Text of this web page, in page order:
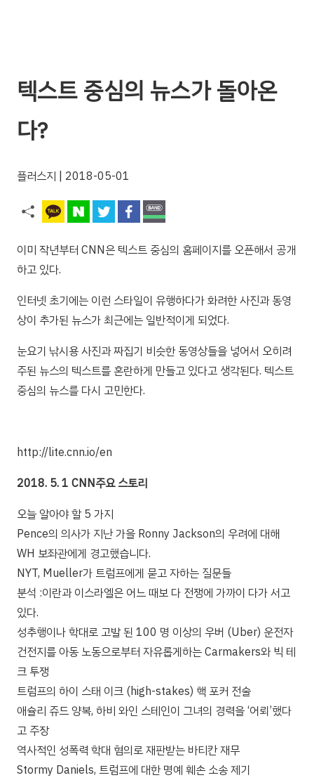
텍스트 중심의 뉴스가 돌아온
다?
플러스지 | 2018-05-01
이미 작년부터 CNN은 텍스트 중심의 홈페이지를 오픈해서 공개
하고 있다.
인터넷 초기에는 이런 스타일이 유행하다가 화려한 사진과 동영
상이 추가된 뉴스가 최근에는 일반적이게 되었다.
눈요기 낚시용 사진과 짜집기 비슷한 동영상들을 넣어서 오히려
주된 뉴스의 텍스트를 혼란하게 만들고 있다고 생각된다. 텍스트
중심의 뉴스를 다시 고민한다.
http://lite.cnn.io/en
2018. 5. 1 CNN주요 스토리
오늘 알아야 할 5 가지
Pence의 의사가 지난 가을 Ronny Jackson의 우려에 대해
WH 보좌관에게 경고했습니다.
NYT, Mueller가 트럼프에게 묻고 자하는 질문들
분석 :이란과 이스라엘은 어느 때보 다 전쟁에 가까이 다가 서고
있다.
성추행이나 학대로 고발 된 100 명 이상의 우버 (Uber) 운전자
건전지를 아동 노동으로부터 자유롭게하는 Carmakers와 빅 테
크 투쟁
트럼프의 하이 스태 이크 (high-stakes) 핵 포커 전술
애슐리 쥬드 양복, 하비 와인 스테인이 그녀의 경력을 ‘어뢰’했다
고 주장
역사적인 성폭력 학대 혐의로 재판받는 바티칸 재무
Stormy Daniels, 트럼프에 대한 명예 훼손 소송 제기